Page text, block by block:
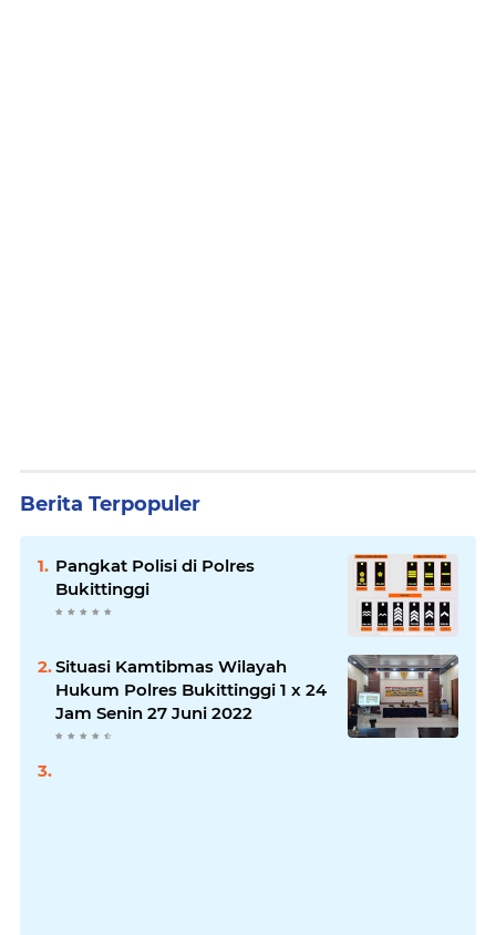
Berita Terpopuler
Pangkat Polisi di Polres
Bukittinggi
Situasi Kamtibmas Wilayah
Hukum Polres Bukittinggi 1 x 24
Jam Senin 27 Juni 2022